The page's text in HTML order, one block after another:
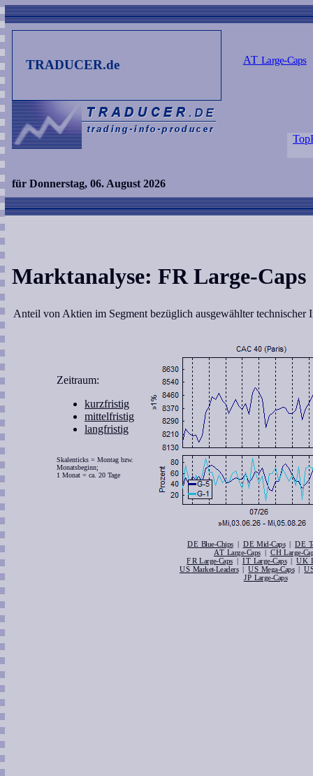
TRADUCER.de AT Large-Caps
für Donnerstag, 06. August 2026
Marktanalyse: FR Large-Caps
Anteil von Aktien im Segment bezüglich ausgewählter technischer
Zeitraum:
kurzfristig
mittelfristig
langfristig
Skalenticks = Montag bzw.
Monatsbeginn;
1 Monat = ca. 20 Tage
DE Blue-Chips| DE Mid-Caps| DE
AT Large-Caps| CH Large-
FR Large-Caps| IT Large-Caps|UK
US Market-Leaders|US Mega-Caps|
JP Large-Caps